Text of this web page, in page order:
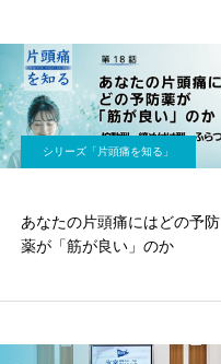
シリーズ「片頭痛を知る」
あなたの片頭痛にはどの予防
薬が「筋が良い」のか